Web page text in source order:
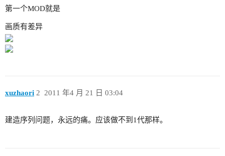
第一个MOD就是
画质有差异
xuzhaori 2011 年4 月 21 日 03:04
2
建造序列问题，永远的痛。应该做不到1代那样。